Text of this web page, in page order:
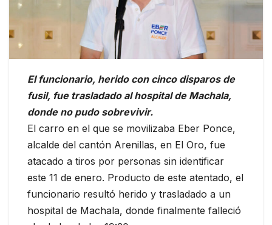
El funcionario, herido con cinco disparos de
fusil, fue trasladado al hospital de Machala,
donde no pudo sobrevivir.
El carro en el que se movilizaba Eber Ponce,
alcalde del cantón Arenillas, en El Oro, fue
atacado a tiros por personas sin identificar
este 11 de enero. Producto de este atentado, el
funcionario resultó herido y trasladado a un
hospital de Machala, donde finalmente falleció